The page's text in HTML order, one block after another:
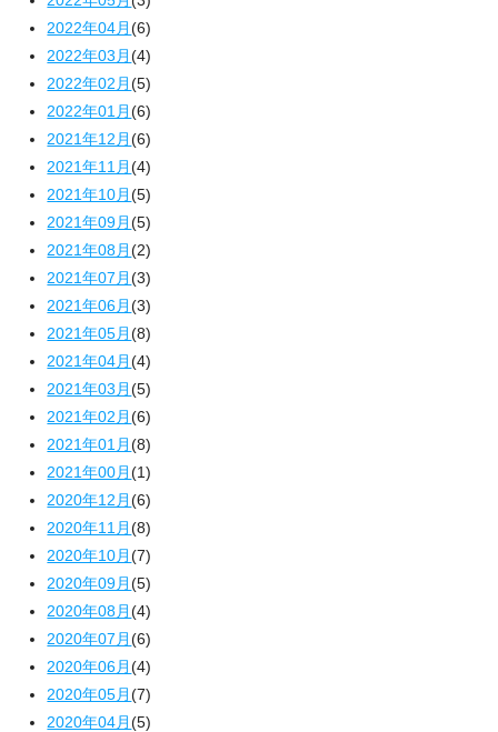
2022年04月(6)
2022年03月(4)
2022年02月(5)
2022年01月(6)
2021年12月(6)
2021年11月(4)
2021年10月(5)
2021年09月(5)
2021年08月(2)
2021年07月(3)
2021年06月(3)
2021年05月(8)
2021年04月(4)
2021年03月(5)
2021年02月(6)
2021年01月(8)
2021年00月(1)
2020年12月(6)
2020年11月(8)
2020年10月(7)
2020年09月(5)
2020年08月(4)
2020年07月(6)
2020年06月(4)
2020年05月(7)
2020年04月(5)